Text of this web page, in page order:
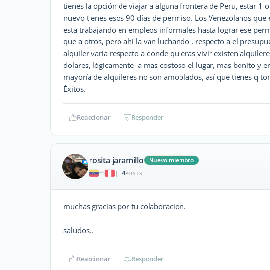
tienes la opción de viajar a alguna frontera de Peru, estar 1
nuevo tienes esos 90 días de permiso. Los Venezolanos
esta trabajando en empleos informales hasta lograr ese
que a otros, pero ahi la van luchando , respecto a el
alquiler varia respecto a donde quieras vivir existen
dolares, lógicamente a mas costoso el lugar, mas bonito y
mayoría de alquileres no son amoblados, así que tienes q
Éxitos.
Reaccionar Responder
rosita jaramillo
Nuevo miembro
|
4POSTS
muchas gracias por tu colaboracion.
saludos,.
Reaccionar Responder